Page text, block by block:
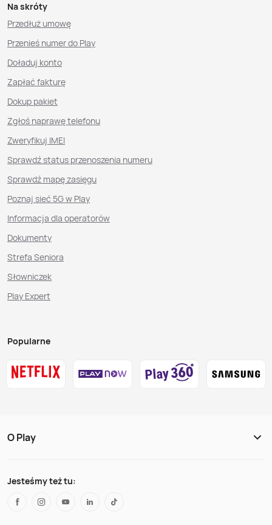
Na skróty
Przedłuż umowę
Przenieś numer do Play
Doładuj konto
Zapłać fakturę
Dokup pakiet
Zgłoś naprawę telefonu
Zweryfikuj IMEI
Sprawdź status przenoszenia numeru
Sprawdź mapę zasięgu
Poznaj sieć 5G w Play
Informacja dla operatorów
Dokumenty
Strefa Seniora
Słowniczek
Play Expert
Popularne
O Play
Jesteśmy też tu: